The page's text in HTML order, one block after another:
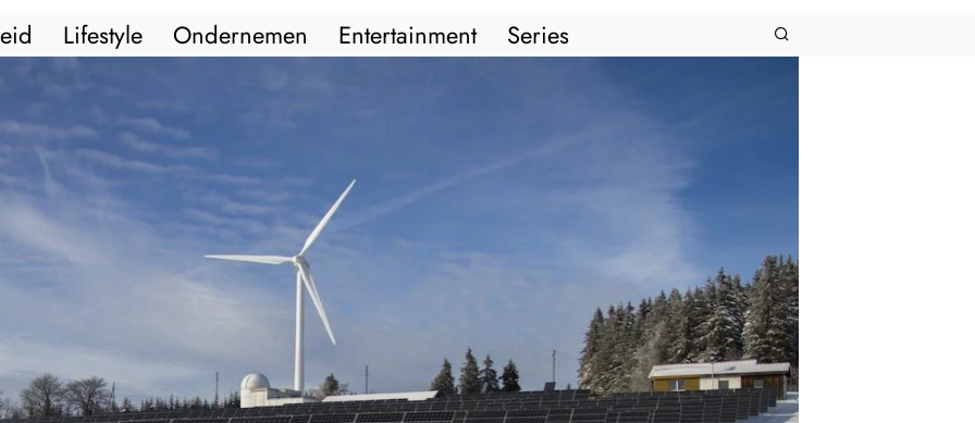
Lifestyle Ondernemen Entertainment Series